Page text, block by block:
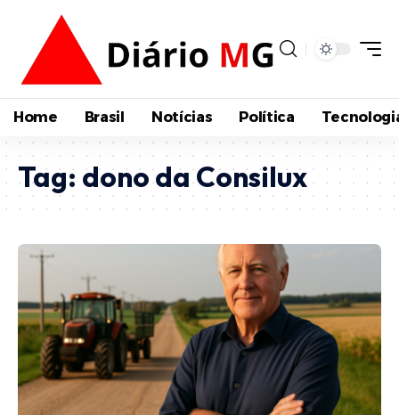
Home Brasil Notícias Política
Tag: dono da Consilux